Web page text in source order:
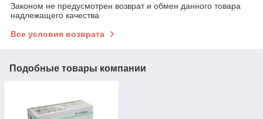
Законом не предусмотрен возврат и обмен данного товара
надлежащего качества
Все условия возврата
Подобные товары компании